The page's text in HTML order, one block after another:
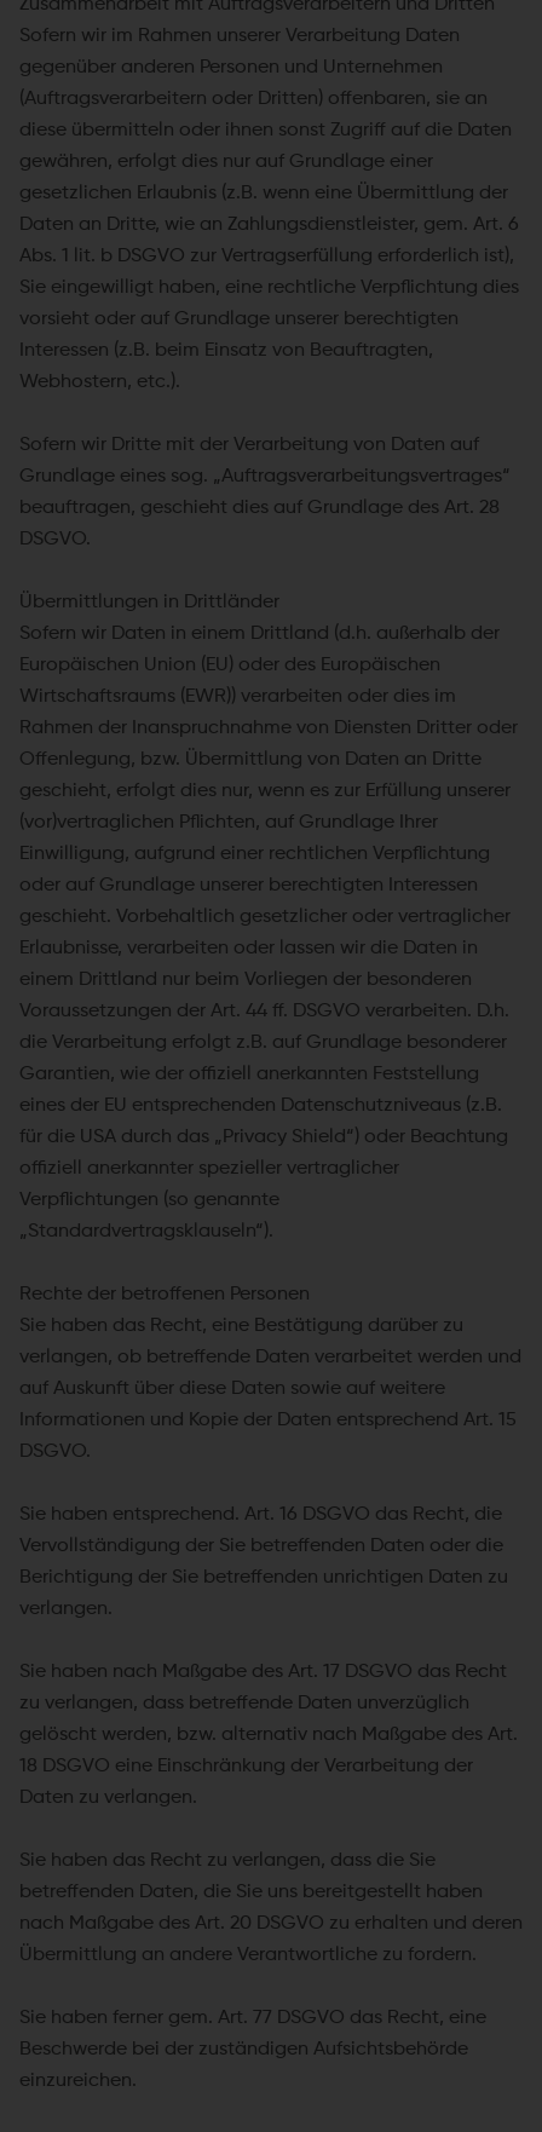
Zusammenarbeit mit Auftragsverarbeitern und Dritten
Sofern wir im Rahmen unserer Verarbeitung Daten
gegenüber anderen Personen und Unternehmen
(Auftragsverarbeitern oder Dritten) offenbaren, sie an
diese übermitteln oder ihnen sonst Zugriff auf die Daten
gewähren, erfolgt dies nur auf Grundlage einer
gesetzlichen Erlaubnis (z.B. wenn eine Übermittlung der
Daten an Dritte, wie an Zahlungsdienstleister, gem. Art. 6
Abs. 1 lit. b DSGVO zur Vertragserfüllung erforderlich ist),
Sie eingewilligt haben, eine rechtliche Verpflichtung dies
vorsieht oder auf Grundlage unserer berechtigten
Interessen (z.B. beim Einsatz von Beauftragten,
Webhostern, etc.).
Sofern wir Dritte mit der Verarbeitung von Daten auf
Grundlage eines sog. „Auftragsverarbeitungsvertrages“
beauftragen, geschieht dies auf Grundlage des Art. 28
DSGVO.
Übermittlungen in Drittländer
Sofern wir Daten in einem Drittland (d.h. außerhalb der
Europäischen Union (EU) oder des Europäischen
Wirtschaftsraums (EWR)) verarbeiten oder dies im
Rahmen der Inanspruchnahme von Diensten Dritter oder
Offenlegung, bzw. Übermittlung von Daten an Dritte
geschieht, erfolgt dies nur, wenn es zur Erfüllung unserer
(vor)vertraglichen Pflichten, auf Grundlage Ihrer
Einwilligung, aufgrund einer rechtlichen Verpflichtung
oder auf Grundlage unserer berechtigten Interessen
geschieht. Vorbehaltlich gesetzlicher oder vertraglicher
Erlaubnisse, verarbeiten oder lassen wir die Daten in
einem Drittland nur beim Vorliegen der besonderen
Voraussetzungen der Art. 44 ff. DSGVO verarbeiten. D.h.
die Verarbeitung erfolgt z.B. auf Grundlage besonderer
Garantien, wie der offiziell anerkannten Feststellung
eines der EU entsprechenden Datenschutzniveaus (z.B.
für die USA durch das „Privacy Shield“) oder Beachtung
offiziell anerkannter spezieller vertraglicher
Verpflichtungen (so genannte
„Standardvertragsklauseln“).
Rechte der betroffenen Personen
Sie haben das Recht, eine Bestätigung darüber zu
verlangen, ob betreffende Daten verarbeitet werden und
auf Auskunft über diese Daten sowie auf weitere
Informationen und Kopie der Daten entsprechend Art. 15
DSGVO.
Sie haben entsprechend. Art. 16 DSGVO das Recht, die
Vervollständigung der Sie betreffenden Daten oder die
Berichtigung der Sie betreffenden unrichtigen Daten zu
verlangen.
Sie haben nach Maßgabe des Art. 17 DSGVO das Recht
zu verlangen, dass betreffende Daten unverzüglich
gelöscht werden, bzw. alternativ nach Maßgabe des Art.
18 DSGVO eine Einschränkung der Verarbeitung der
Daten zu verlangen.
Sie haben das Recht zu verlangen, dass die Sie
betreffenden Daten, die Sie uns bereitgestellt haben
nach Maßgabe des Art. 20 DSGVO zu erhalten und deren
Übermittlung an andere Verantwortliche zu fordern.
Sie haben ferner gem. Art. 77 DSGVO das Recht, eine
Beschwerde bei der zuständigen Aufsichtsbehörde
einzureichen.